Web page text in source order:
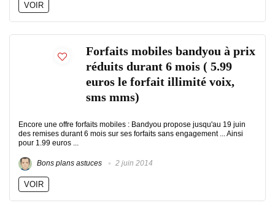
VOIR
Forfaits mobiles bandyou à prix
réduits durant 6 mois ( 5.99
euros le forfait illimité voix,
sms mms)
Encore une offre forfaits mobiles : Bandyou propose jusqu'au 19 juin
des remises durant 6 mois sur ses forfaits sans engagement ... Ainsi
pour 1.99 euros ...
Bons plans astuces 2 juin 2014
VOIR